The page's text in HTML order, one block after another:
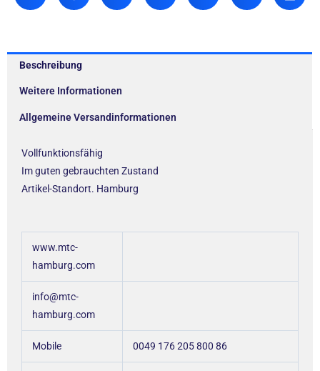
Beschreibung
Weitere Informationen
Allgemeine Versandinformationen
Vollfunktionsfähig
Im guten gebrauchten Zustand
Artikel-Standort. Hamburg
www.mtc-
hamburg.com
info@mtc-
hamburg.com
Mobile 0049 176 205 800 86